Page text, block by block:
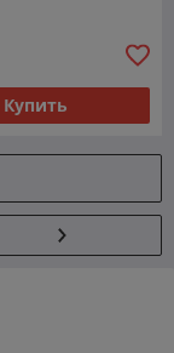
Купить